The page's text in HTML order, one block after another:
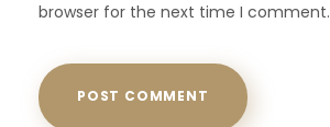
browser for the next time I comment.